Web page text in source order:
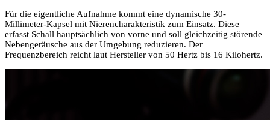
Für die eigentliche Aufnahme kommt eine dynamische 30-
Millimeter-Kapsel mit Nierencharakteristik zum Einsatz. Diese
erfasst Schall hauptsächlich von vorne und soll gleichzeitig störende
Nebengeräusche aus der Umgebung reduzieren. Der
Frequenzbereich reicht laut Hersteller von 50 Hertz bis 16 Kilohertz.